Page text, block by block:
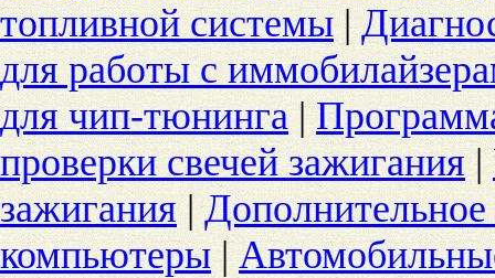
топливной системы |
для работы с
для чип-тюнинга |
проверки свечей зажигания |
зажигания |
компьютеры |